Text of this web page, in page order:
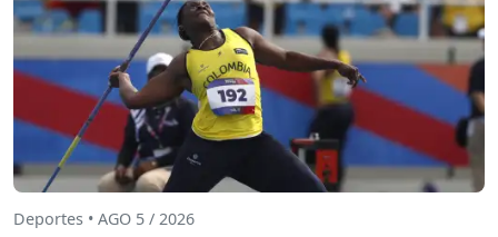
Deportes • AGO 5 / 2026